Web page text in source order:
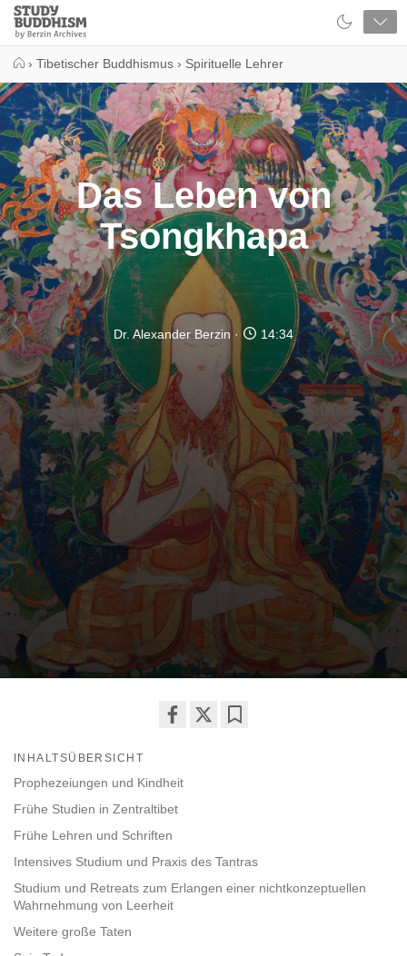
Close
Study
Buddhism
› Tibetischer Buddhismus › Spirituelle Lehrer
Das Leben von
Tsongkhapa
Dr. Alexander Berzin 14:34
facebook
INHALTSÜBERSICHT
Prophezeiungen und Kindheit
Frühe Studien in Zentraltibet
Frühe Lehren und Schriften
Intensives Studium und Praxis des Tantras
Studium und Retreats zum Erlangen einer nichtkonzeptuellen
Wahrnehmung von Leerheit
Weitere große Taten